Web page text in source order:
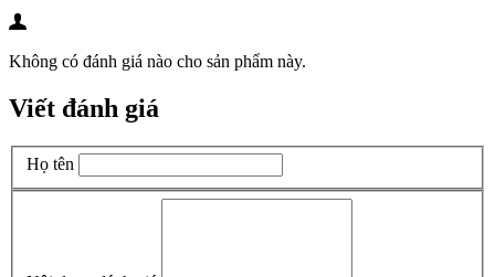
Không có đánh giá nào cho sản phẩm này.
Viết đánh giá
Họ tên